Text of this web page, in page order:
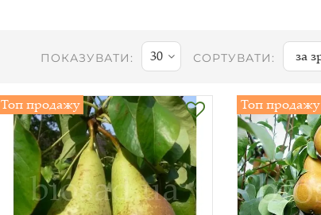
ПОКАЗУВАТИ: 30 СОРТУВАТИ: за
Топ продажу Топ продажу